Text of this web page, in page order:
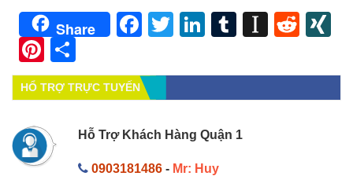
Share Facebook
TwitterLinkedIn
Tumblr
Pinterest
HỔ TRỢ TRỰC TUYẾN
Hỗ Trợ Khách Hàng Quận 1
0903181486- Mr: Huy